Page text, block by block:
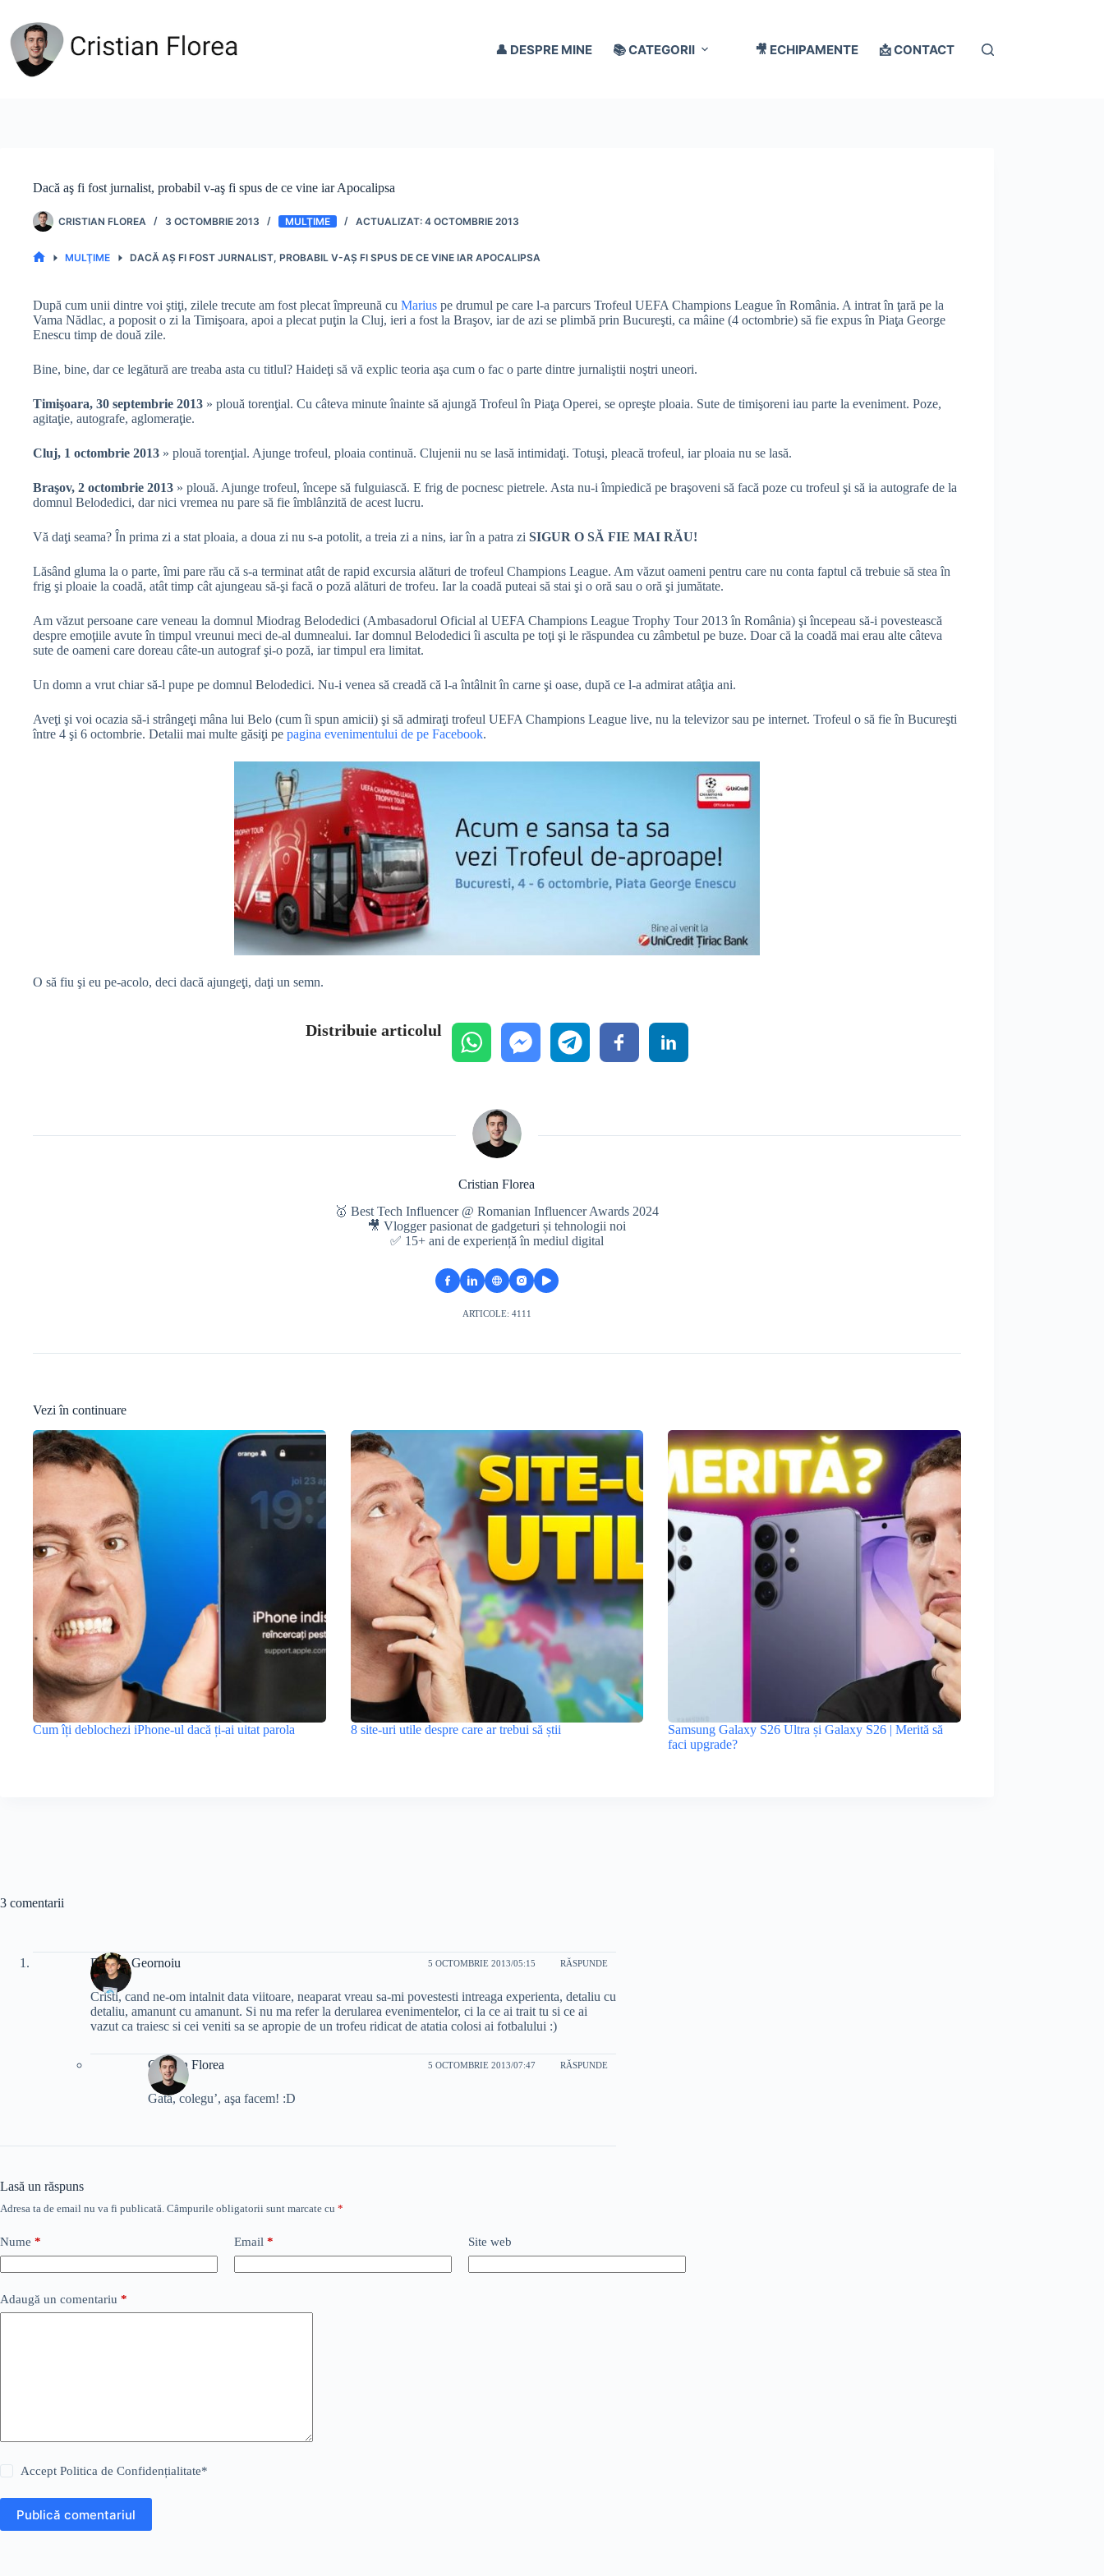
conținut
👤 DESPRE MINE 📚 CATEGORII 🎥 ECHIPAMENTE 📩 CONTACT
Dacă aş fi fost jurnalist, probabil v-aş fi spus de ce vine iar Apocalipsa
CRISTIAN FLOREA 3 OCTOMBRIE 2013 MULŢIME 4 OCTOMBRIE 2013
MULŢIME DACĂ AŞ FI FOST JURNALIST, PROBABIL V-AŞ FI SPUS DE CE VINE IAR APOCALIPSA
După cum unii dintre voi ştiţi, zilele trecute am fost plecat împreună cu Marius pe drumul pe care l-a parcurs Trofeul UEFA Champions League în România. A intrat în ţară pe la
Vama Nădlac, a poposit o zi la Timişoara, apoi a plecat puţin la Cluj, ieri a fost la Braşov, iar de azi se plimbă prin Bucureşti, ca mâine (4 octombrie) să fie expus în Piaţa George
Enescu timp de două zile.
Bine, bine, dar ce legătură are treaba asta cu titlul? Haideţi să vă explic teoria aşa cum o fac o parte dintre jurnaliştii noştri uneori.
Timişoara, 30 septembrie 2013 » plouă torenţial. Cu câteva minute înainte să ajungă Trofeul în Piaţa Operei, se opreşte ploaia. Sute de timişoreni iau parte la eveniment. Poze,
agitaţie, autografe, aglomeraţie.
Cluj, 1 octombrie 2013 » plouă torenţial. Ajunge trofeul, ploaia continuă. Clujenii nu se lasă intimidaţi. Totuşi, pleacă trofeul, iar ploaia nu se lasă.
Braşov, 2 octombrie 2013 » plouă. Ajunge trofeul, începe să fulguiască. E frig de pocnesc pietrele. Asta nu-i împiedică pe braşoveni să facă poze cu trofeul şi să ia autografe de la
domnul Belodedici, dar nici vremea nu pare să fie îmblânzită de acest lucru.
Vă daţi seama? În prima zi a stat ploaia, a doua zi nu s-a potolit, a treia zi a nins, iar în a patra zi SIGUR O SĂ FIE MAI RĂU!
Lăsând gluma la o parte, îmi pare rău că s-a terminat atât de rapid excursia alături de trofeul Champions League. Am văzut oameni pentru care nu conta faptul că trebuie să stea în
frig şi ploaie la coadă, atât timp cât ajungeau să-şi facă o poză alături de trofeu. Iar la coadă puteai să stai şi o oră sau o oră şi jumătate.
Am văzut persoane care veneau la domnul Miodrag Belodedici (Ambasadorul Oficial al UEFA Champions League Trophy Tour 2013 în România) şi începeau să-i povestească
despre emoţiile avute în timpul vreunui meci de-al dumnealui. Iar domnul Belodedici îi asculta pe toţi şi le răspundea cu zâmbetul pe buze. Doar că la coadă mai erau alte câteva
sute de oameni care doreau câte-un autograf şi-o poză, iar timpul era limitat.
Un domn a vrut chiar să-l pupe pe domnul Belodedici. Nu-i venea să creadă că l-a întâlnit în carne şi oase, după ce l-a admirat atâţia ani.
Aveţi şi voi ocazia să-i strângeţi mâna lui Belo (cum îi spun amicii) şi să admiraţi trofeul UEFA Champions League live, nu la televizor sau pe internet. Trofeul o să fie în Bucureşti
între 4 şi 6 octombrie. Detalii mai multe găsiţi pe pagina evenimentului de pe Facebook.
O să fiu şi eu pe-acolo, deci dacă ajungeţi, daţi un semn.
Distribuie articolul
Cristian Florea
🥇 Best Tech Influencer @ Romanian Influencer Awards 2024
🎥 Vlogger pasionat de gadgeturi și tehnologii noi
✅ 15+ ani de experiență în mediul digital
ARTICOLE: 4111
Vezi în continuare
Cum îți deblochezi iPhone-ul dacă ți-ai uitat parola 8 site-uri utile despre care ar trebui să știi
Samsung Galaxy S26 Ultra și Galaxy S26 | Merită să
faci upgrade?
3 comentarii
Dragos Geornoiu 5 OCTOMBRIE 2013/05:15 RĂSPUNDE
Cristi, cand ne-om intalnit data viitoare, neaparat vreau sa-mi povestesti intreaga experienta, detaliu cu
detaliu, amanunt cu amanunt. Si nu ma refer la derularea evenimentelor, ci la ce ai trait tu si ce ai
vazut ca traiesc si cei veniti sa se apropie de un trofeu ridicat de atatia colosi ai fotbalului :)
Cristian Florea 5 OCTOMBRIE 2013/07:47 RĂSPUNDE
Gata, colegu’, aşa facem! :D
Lasă un răspuns
Adresa ta de email nu va fi publicată. Câmpurile obligatorii sunt marcate cu *
Nume * Email * Site web
Adaugă un comentariu *
AcceptPolitica de Confidențialitate*
Publică comentariul